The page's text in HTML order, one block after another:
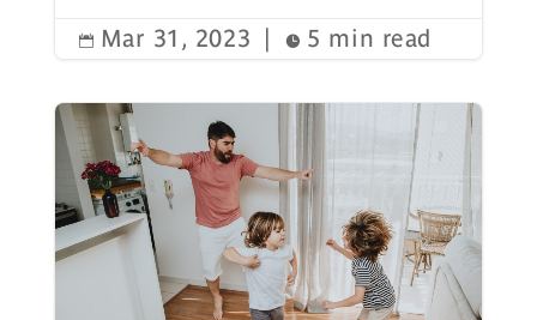
 Mar 31, 2023 |  5 min read